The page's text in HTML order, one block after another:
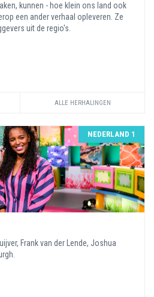
kunnen - hoe klein ons land ook
een ander verhaal opleveren. Ze
uit de regio's.
ALLE HERHALINGEN
NEDERLAND 1
Frank van der Lende, Joshua